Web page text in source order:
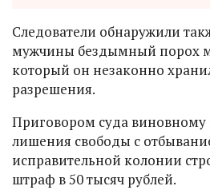
Следователи обнаружили
мужчины бездымный порох
который он незаконно
разрешения.
Приговором суда виновному
лишения свободы с
исправительной колонии
штраф в 50 тысяч рублей.